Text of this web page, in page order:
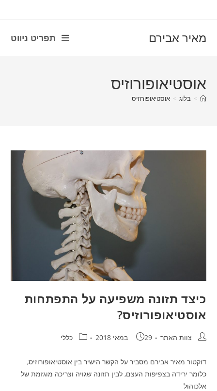
מאיר אבירם תפריט ניווט
אוסטיאופורוזיס
> בלוג > אוסטיאופורוזיס
כיצד תזונה משפיעה על התפתחות
אוסטיאופורוזיס?
מחבר:צוות האתר פורסם:
29 במאי 2018 קטגוריה:כללי
דוקטור מאיר אבירם מסביר על הקשר הישיר בין אוסטיאופורוזיס,
כלומר ירידה בצפיפות העצם, לבין תזונה שגויה וצריכה מוגזמת של
אלכוהול